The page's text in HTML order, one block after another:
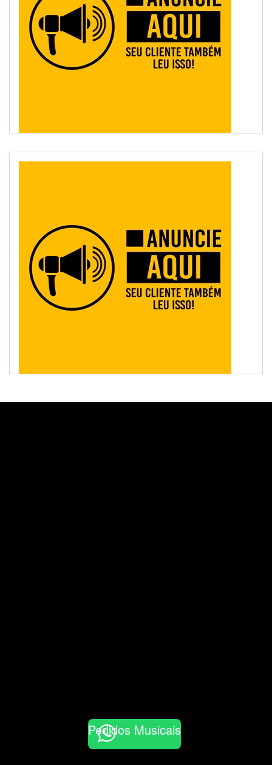
Pedidos Musicais